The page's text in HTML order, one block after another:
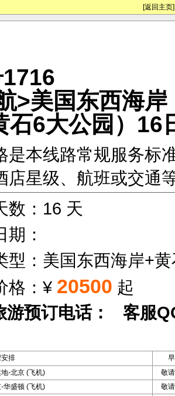
[返回主页]
>美国东西海岸
石6大公园）16
是本线路常规服务标
店星级、航班或交通
数：16 天
期：
型：美国东西海岸+黄
格：¥ 20500 起
游预订电话： 客服
排
-北京 (飞机)
敬
华盛顿 (飞机) 敬